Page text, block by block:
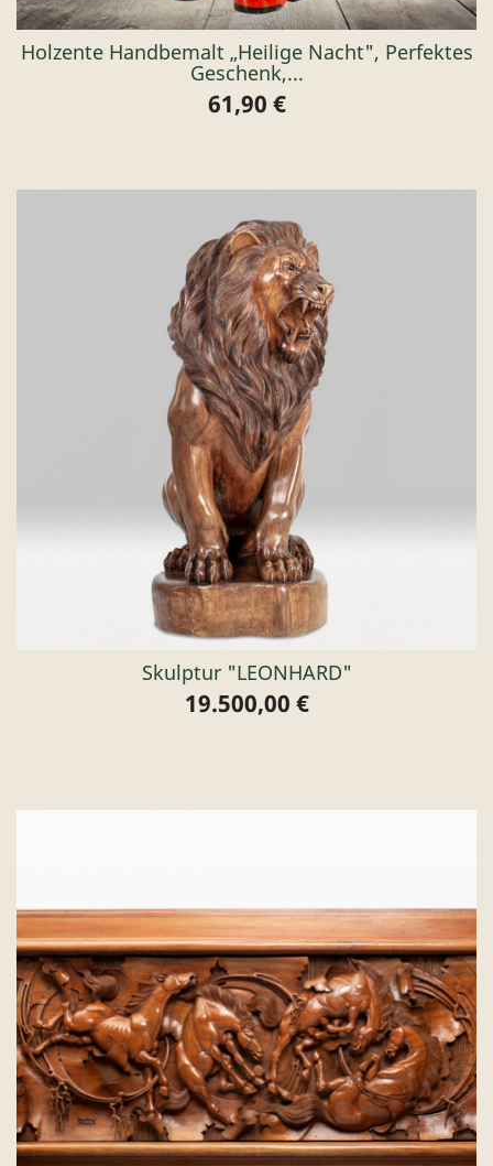
Holzente Handbemalt „Heilige Nacht", Perfektes
Geschenk,...
Preis
61,90 €
Skulptur "LEONHARD"
Preis
19.500,00 €